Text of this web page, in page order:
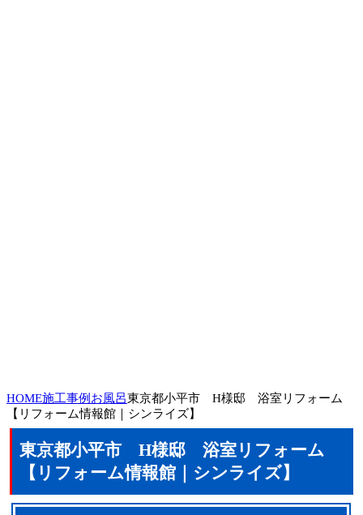
HOME施工事例 お風呂東京都小平市 H様邸 浴室リフォーム
【リフォーム情報館｜シンライズ】
東京都小平市 H様邸 浴室リフォーム
【リフォーム情報館｜シンライズ】